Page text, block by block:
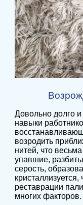
Довольно долго и
навыки
возродить
нитей, что
упавшие,
серость,
реставрации
многих факторов.